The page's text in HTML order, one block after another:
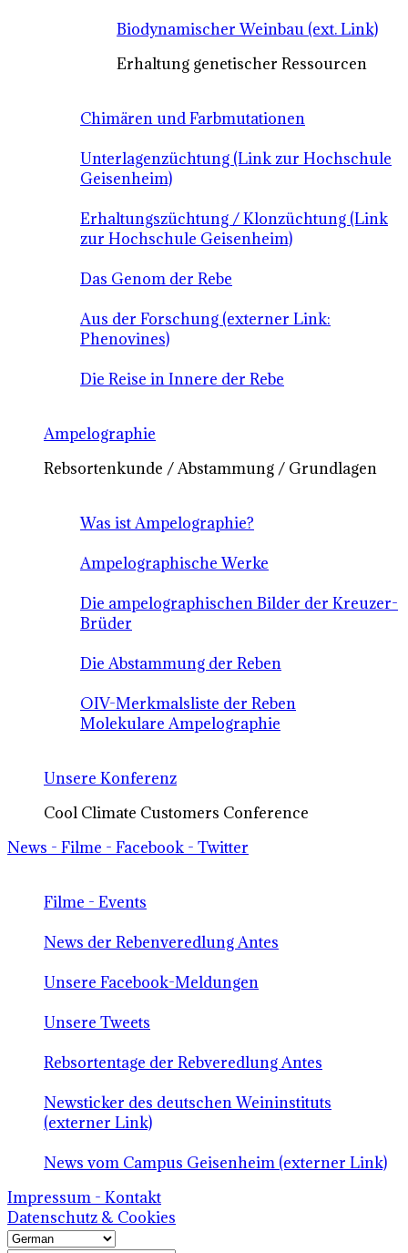
Biodynamischer Weinbau (ext. Link)
Erhaltung genetischer Ressourcen
Chimären und Farbmutationen
Unterlagenzüchtung (Link zur Hochschule
Geisenheim)
Erhaltungszüchtung / Klonzüchtung (Link
zur Hochschule Geisenheim)
Das Genom der Rebe
Aus der Forschung (externer Link:
Phenovines)
Die Reise in Innere der Rebe
Ampelographie
Rebsortenkunde / Abstammung / Grundlagen
Was ist Ampelographie?
Ampelographische Werke
Die ampelographischen Bilder der Kreuzer-
Brüder
Die Abstammung der Reben
OIV-Merkmalsliste der Reben
Molekulare Ampelographie
Unsere Konferenz
Cool Climate Customers Conference
News - Filme - Facebook - Twitter
Filme - Events
News der Rebenveredlung Antes
Unsere Facebook-Meldungen
Unsere Tweets
Rebsortentage der Rebveredlung Antes
Newsticker des deutschen Weininstituts
(externer Link)
News vom Campus Geisenheim (externer Link)
Impressum - Kontakt
Datenschutz & Cookies